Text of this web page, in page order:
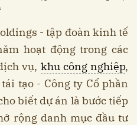
- tập đoàn kinh tế
hoạt động trong các
vụ, khu công nghiệp,
tạo - Công ty Cổ phần
biết dự án là bước tiếp
rộng danh mục đầu tư